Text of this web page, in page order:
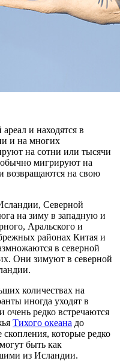
и находятся в
и на многих
на сотни или тысячи
мигрируют на
возвращаются на свою
Северной
на зиму в западную и
Аральского и
районах Китая и
в северной
Они зимуют в северной
количествах на
иногда уходят в
очень редко встречаются
Тихого океана до
которые редко
быть как
из Исландии.